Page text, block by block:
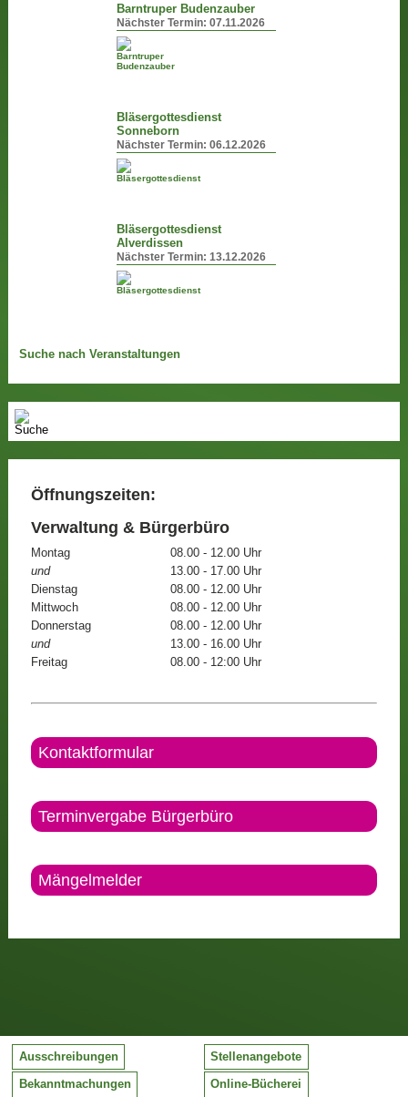
Barntruper Budenzauber
Nächster Termin:07.11.2026
Bläsergottesdienst
Sonneborn
Nächster Termin:06.12.2026
Bläsergottesdienst
Alverdissen
Nächster Termin:13.12.2026
Suche nach Veranstaltungen
Öffnungszeiten:
Verwaltung & Bürgerbüro
Montag
08.00 - 12.00 Uhr
und
13.00 - 17.00 Uhr
Dienstag
08.00 - 12.00 Uhr
Mittwoch
08.00 - 12.00 Uhr
Donnerstag
08.00 - 12.00 Uhr
und
13.00 - 16.00 Uhr
Freitag
08.00 - 12:00 Uhr
Kontaktformular
Terminvergabe Bürgerbüro
Mängelmelder
Ausschreibungen Stellenangebote
Bekanntmachungen Online-Bücherei